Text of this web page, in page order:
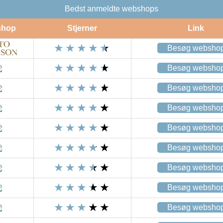
Bedst anmeldte webshops
Stjerner Link
Besøg
Besøg
Besøg
Besøg
Besøg
Besøg
Besøg
Besøg
Besøg